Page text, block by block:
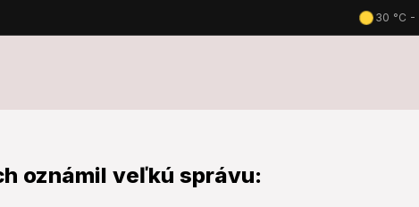
oznámil veľkú správu: